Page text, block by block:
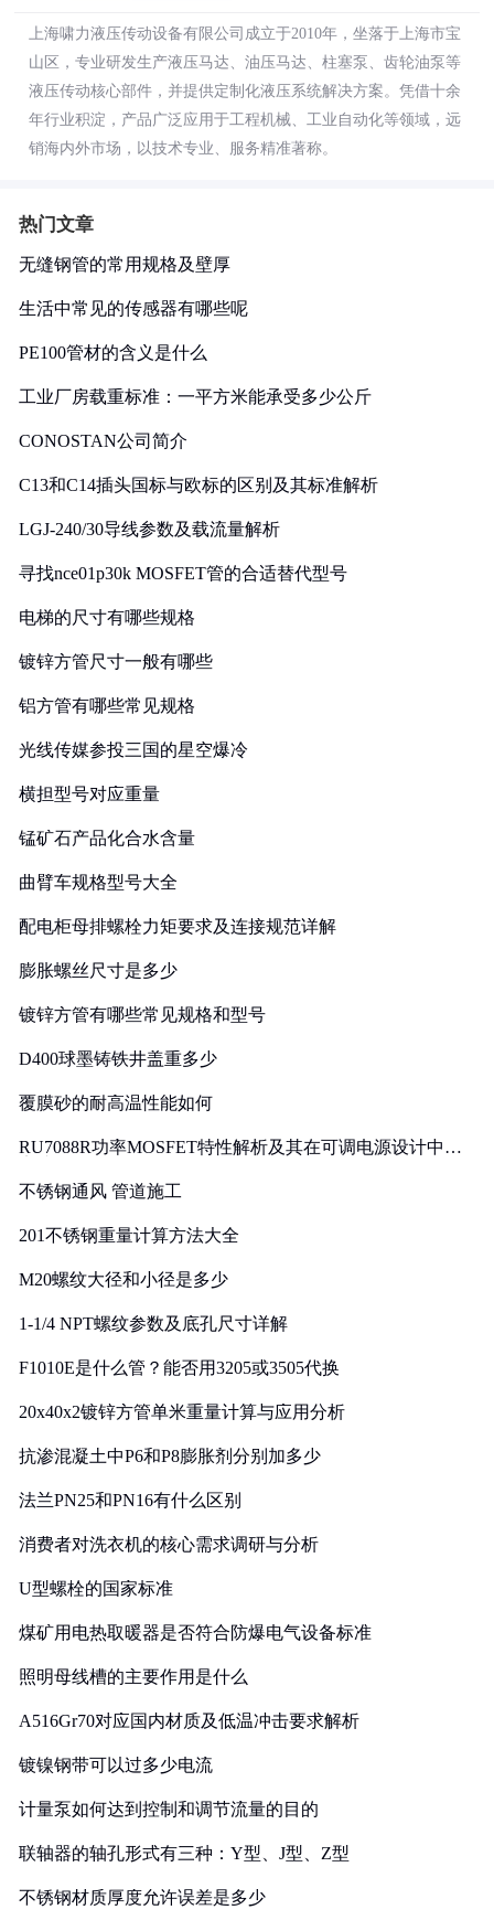
上海啸力液压传动设备有限公司成立于2010年，坐落于上海市宝
山区，专业研发生产液压马达、油压马达、柱塞泵、齿轮油泵等
液压传动核心部件，并提供定制化液压系统解决方案。凭借十余
年行业积淀，产品广泛应用于工程机械、工业自动化等领域，远
销海内外市场，以技术专业、服务精准著称。
热门文章
无缝钢管的常用规格及壁厚
生活中常见的传感器有哪些呢
PE100管材的含义是什么
工业厂房载重标准：一平方米能承受多少公斤
CONOSTAN公司简介
C13和C14插头国标与欧标的区别及其标准解析
LGJ-240/30导线参数及载流量解析
寻找nce01p30k MOSFET管的合适替代型号
电梯的尺寸有哪些规格
镀锌方管尺寸一般有哪些
铝方管有哪些常见规格
光线传媒参投三国的星空爆冷
横担型号对应重量
锰矿石产品化合水含量
曲臂车规格型号大全
配电柜母排螺栓力矩要求及连接规范详解
膨胀螺丝尺寸是多少
镀锌方管有哪些常见规格和型号
D400球墨铸铁井盖重多少
覆膜砂的耐高温性能如何
RU7088R功率MOSFET特性解析及其在可调电源设计中的
不锈钢通风 管道施工
201不锈钢重量计算方法大全
M20螺纹大径和小径是多少
1-1/4 NPT螺纹参数及底孔尺寸详解
F1010E是什么管？能否用3205或3505代换
20x40x2镀锌方管单米重量计算与应用分析
抗渗混凝土中P6和P8膨胀剂分别加多少
法兰PN25和PN16有什么区别
消费者对洗衣机的核心需求调研与分析
U型螺栓的国家标准
煤矿用电热取暖器是否符合防爆电气设备标准
照明母线槽的主要作用是什么
A516Gr70对应国内材质及低温冲击要求解析
镀镍钢带可以过多少电流
计量泵如何达到控制和调节流量的目的
联轴器的轴孔形式有三种：Y型、J型、Z型
不锈钢材质厚度允许误差是多少